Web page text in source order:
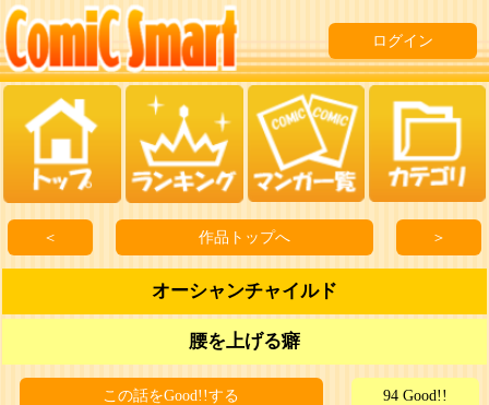
ログイン
＜ 作品トップへ ＞
オーシャンチャイルド
腰を上げる癖
この話をGood!!する 94 Good!!